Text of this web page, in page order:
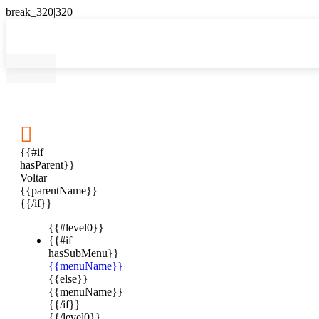

{{#if
hasParent}}
Voltar
{{parentName}}
{{/if}}
{{#level0}}
{{#if
hasSubMenu}}
{{menuName}}
{{else}}
{{menuName}}
{{/if}}